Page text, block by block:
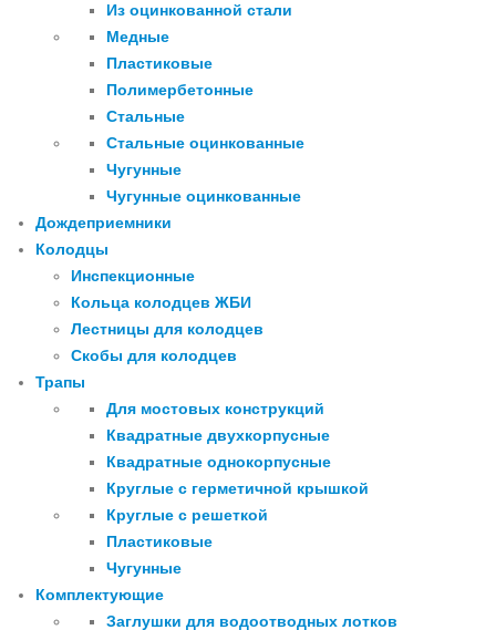
Из оцинкованной стали
Медные
Пластиковые
Полимербетонные
Стальные
Стальные оцинкованные
Чугунные
Чугунные оцинкованные
Дождеприемники
Колодцы
Инспекционные
Кольца колодцев ЖБИ
Лестницы для колодцев
Скобы для колодцев
Трапы
Для мостовых конструкций
Квадратные двухкорпусные
Квадратные однокорпусные
Круглые с герметичной крышкой
Круглые с решеткой
Пластиковые
Чугунные
Комплектующие
Заглушки для водоотводных лотков